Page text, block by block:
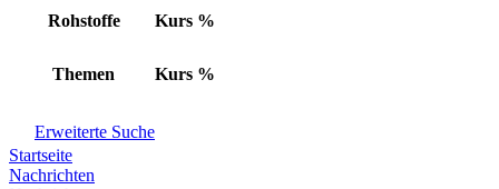
Rohstoffe Kurs %
Themen Kurs %
Erweiterte Suche
Startseite
Nachrichten